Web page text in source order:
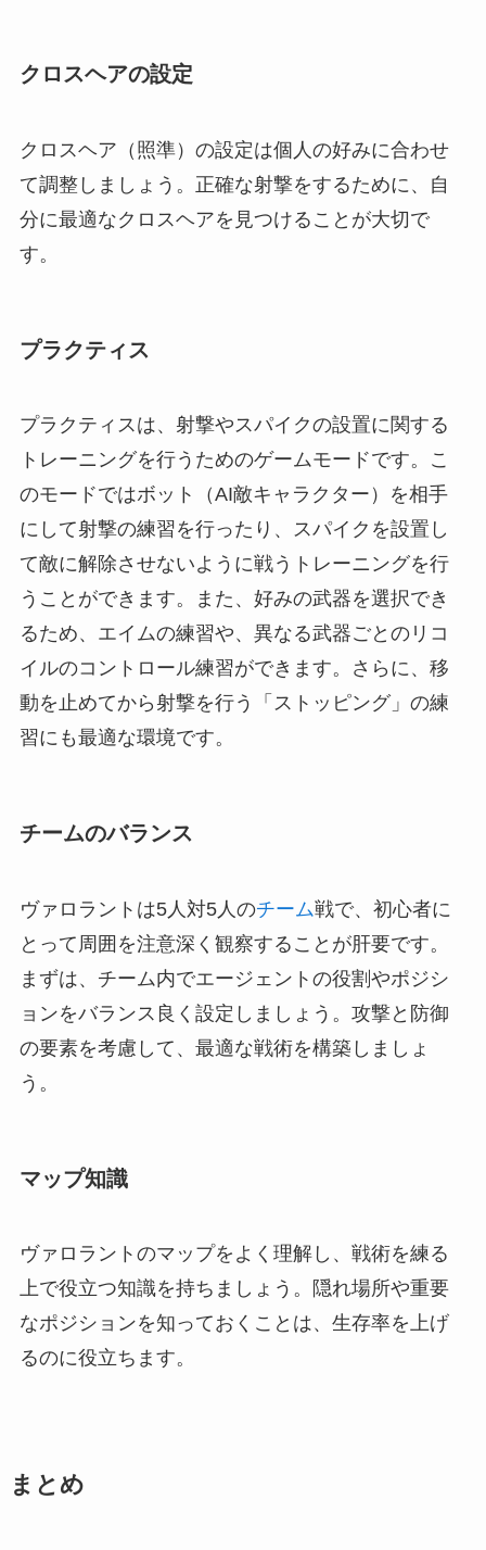
クロスヘアの設定
クロスヘア（照準）の設定は個人の好みに合わせ
て調整しましょう。正確な射撃をするために、自
分に最適なクロスヘアを見つけることが大切で
す。
プラクティス
プラクティスは、射撃やスパイクの設置に関する
トレーニングを行うためのゲームモードです。こ
のモードではボット（AI敵キャラクター）を相手
にして射撃の練習を行ったり、スパイクを設置し
て敵に解除させないように戦うトレーニングを行
うことができます。また、好みの武器を選択でき
るため、エイムの練習や、異なる武器ごとのリコ
イルのコントロール練習ができます。さらに、移
動を止めてから射撃を行う「ストッピング」の練
習にも最適な環境です。
チームのバランス
ヴァロラントは5人対5人のチーム戦で、初心者に
とって周囲を注意深く観察することが肝要です。
まずは、チーム内でエージェントの役割やポジシ
ョンをバランス良く設定しましょう。攻撃と防御
の要素を考慮して、最適な戦術を構築しましょ
う。
マップ知識
ヴァロラントのマップをよく理解し、戦術を練る
上で役立つ知識を持ちましょう。隠れ場所や重要
なポジションを知っておくことは、生存率を上げ
るのに役立ちます。
まとめ